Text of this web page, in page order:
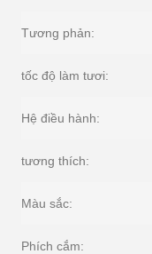
Tương phản:
tốc độ làm tươi:
Hệ điều hành:
tương thích:
Màu sắc:
Phích cắm: